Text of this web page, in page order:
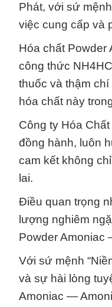
Phát, với sứ
việc cung cấp và
Hóa chất Powder
công thức
thuốc và thậm
hóa chất này
Công ty Hóa
đồng hành, luôn
cam kết không
lai.
Điều quan trọng
lượng nghiêm
Powder Amoniac
Với sứ mệnh
và sự hài lòng
Amoniac —